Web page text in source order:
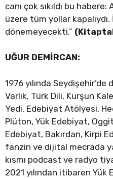
canı çok sıkıldı bu
üzere tüm yollar
dönemeyecekti.”
UĞUR DEMİRCAN:
1976 yılında
Varlık, Türk Dili, Kurşun
Yedi, Edebiyat Atölyesi,
Plüton, Yük Edebiyat,
Edebiyat, Bakırdan, Kirpi
fanzin ve dijital mecrada
kısmı podcast ve radyo
2021 yılından itibaren Yük